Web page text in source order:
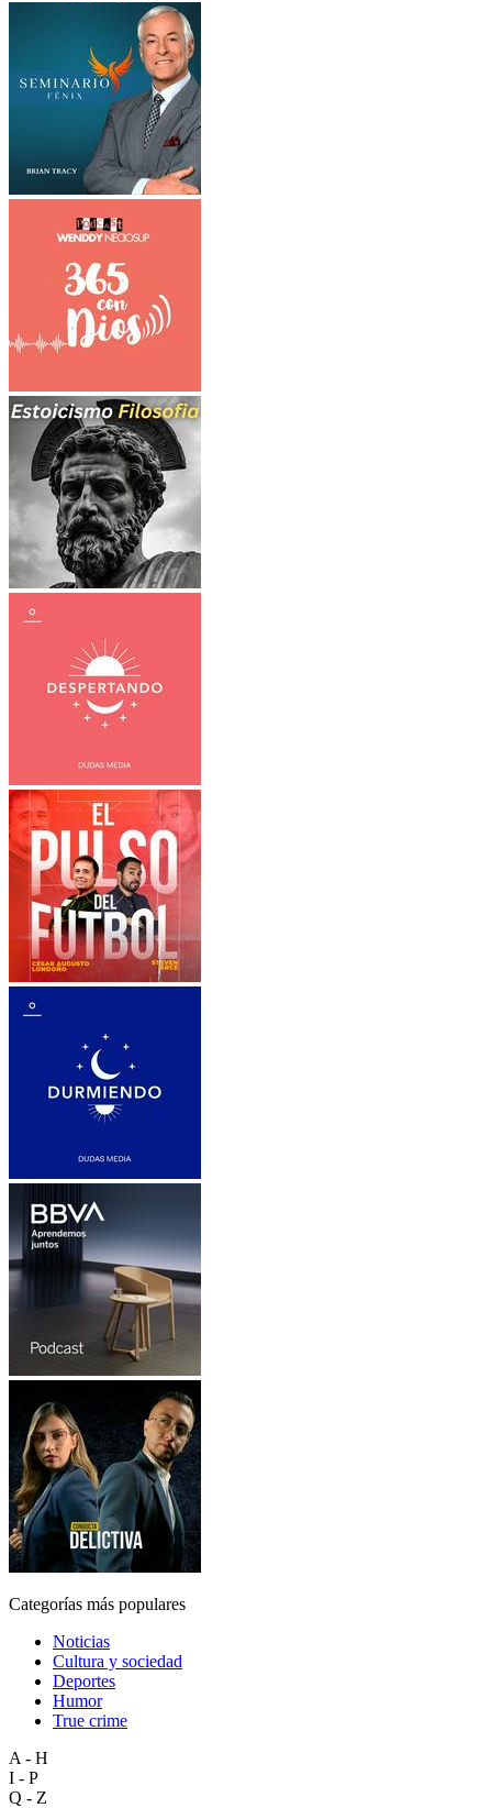
Categorías más populares
Noticias
Cultura y sociedad
Deportes
Humor
True crime
A - H
I - P
Q - Z